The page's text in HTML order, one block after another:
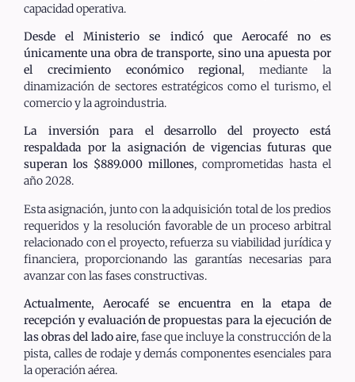
capacidad operativa.
Desde el Ministerio se indicó que Aerocafé no es
únicamente una obra de transporte, sino una apuesta por
el crecimiento económico regional, mediante la
dinamización de sectores estratégicos como el turismo, el
comercio y la agroindustria.
La inversión para el desarrollo del proyecto está
respaldada por la asignación de vigencias futuras que
superan los $889.000 millones, comprometidas hasta el
año 2028.
Esta asignación, junto con la adquisición total de los predios
requeridos y la resolución favorable de un proceso arbitral
relacionado con el proyecto, refuerza su viabilidad jurídica y
financiera, proporcionando las garantías necesarias para
avanzar con las fases constructivas.
Actualmente, Aerocafé se encuentra en la etapa de
recepción y evaluación de propuestas para la ejecución de
las obras del lado aire, fase que incluye la construcción de la
pista, calles de rodaje y demás componentes esenciales para
la operación aérea.